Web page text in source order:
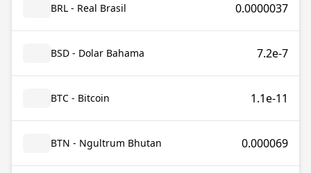
BRL - Real Brasil 0.0000037
BSD - Dolar Bahama 7.2e-7
BTC - Bitcoin 1.1e-11
BTN - Ngultrum Bhutan 0.000069